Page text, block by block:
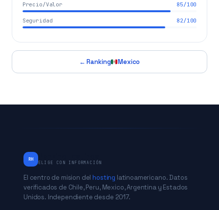
Precio/Valor 85/100
Seguridad 82/100
← Ranking Mexico
RH
ELIGE CON INFORMACIÓN
El centro de mision del hosting latinoamericano. Datos
verificados de Chile, Peru, Mexico, Argentina y Estados
Unidos. Independiente desde 2017.